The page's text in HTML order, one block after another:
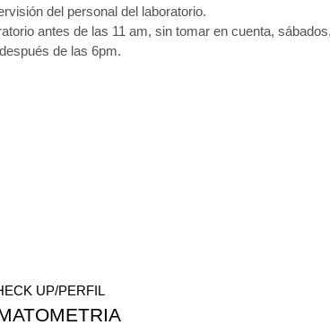
del personal del laboratorio.
antes de las 11 am, sin tomar en cuenta,
de las 6pm.
UP/PERFIL